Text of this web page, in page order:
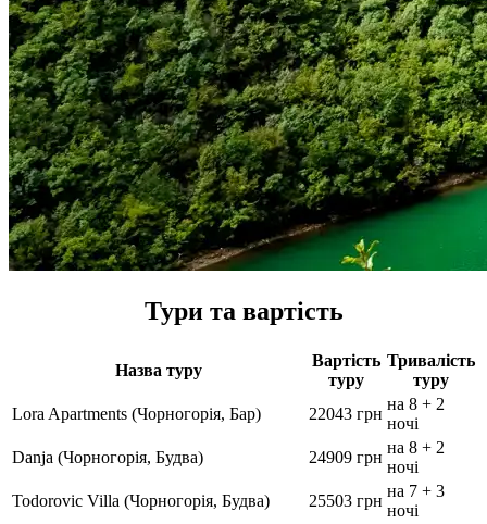
Тури та вартість
Назва туру
Вартість
туру
Тривалість
туру
Lora Apartments (Чорногорія, Бар)
22043 грн
на 8 + 2
ночі
Danja (Чорногорія, Будва)
24909 грн
на 8 + 2
ночі
Todorovic Villa (Чорногорія, Будва)
25503 грн
на 7 + 3
ночі